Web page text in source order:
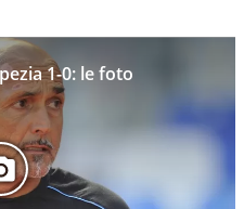
1-0: le foto